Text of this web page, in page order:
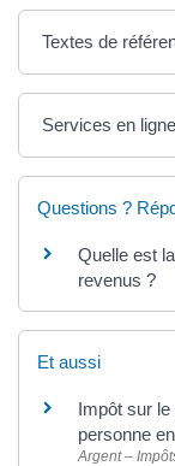
Textes de
Services en
Questions ?
Quelle est
revenus ?
Et aussi
Impôt sur le
personne
Argent –